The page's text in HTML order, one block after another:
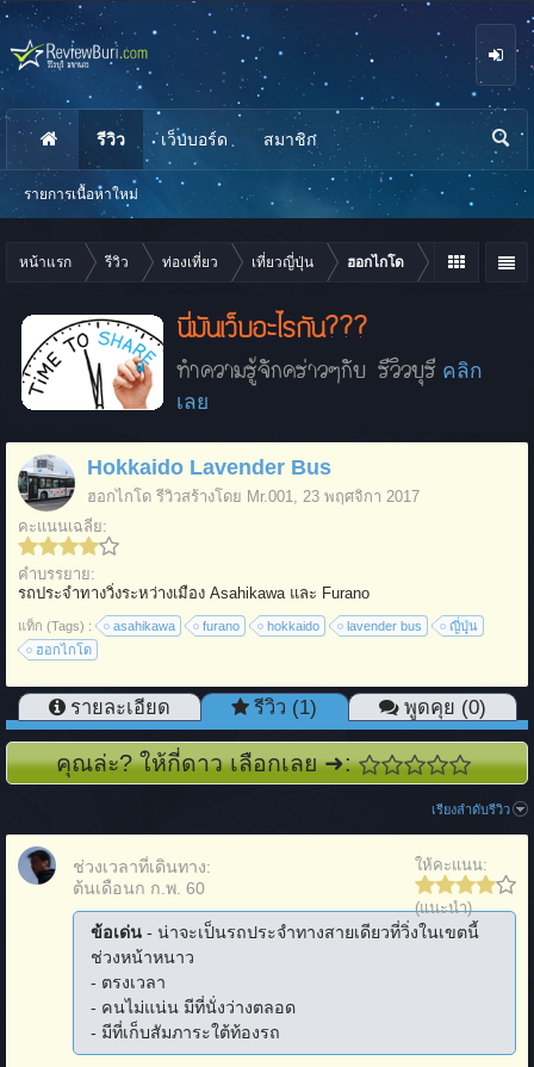
หน้าแรก รีวิว ท่องเที่ยว เที่ยวญี่ปุ่น ฮอกไกโด
นี่มันเว็บอะไรกัน???
ทำความรู้จักคร่าวๆกับ รีวิวบุรี คลิก
เลย
Hokkaido Lavender Bus
ฮอกไกโด รีวิวสร้างโดย Mr.001, 23 พฤศจิกา 2017
คะแนนเฉลี่ย:
คำบรรยาย:
รถประจำทางวิ่งระหว่างเมือง Asahikawa และ Furano
แท็ก (Tags) : asahikawa furano hokkaido lavender bus
ญี่ปุุ่น
ฮอกไกโด
รายละเอียด รีวิว (1) พูดคุย (0)
คุณล่ะ? ให้กี่ดาว เลือกเลย ➜:
เรียงลำดับรีวิว
ให้คะแนน:
(แนะนำ)
ช่วงเวลาที่เดินทาง:
ต้นเดือนก ก.พ. 60
ข้อเด่น - น่าจะเป็นรถประจำทางสายเดียวที่วิ่งในเขตนี้
ช่วงหน้าหนาว
- ตรงเวลา
- คนไม่แน่น มีที่นั่งว่างตลอด
- มีที่เก็บสัมภาระใต้ท้องรถ
รีวิว
รายการเนื้อหาใหม่
เว็บบอร์ด สมาชิก
นห
า